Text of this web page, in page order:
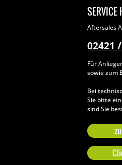
SERVICE
Aftersales
02421
Für
sowie zum
Bei
Sie bitte
sind Sie